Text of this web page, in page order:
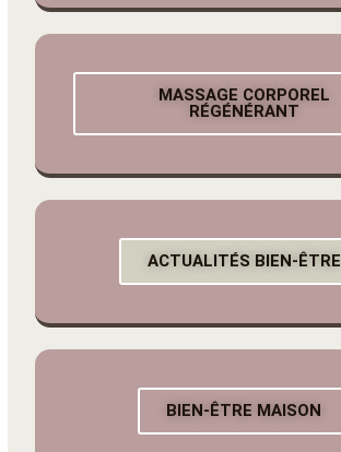
MASSAGE CORPOREL
RÉGÉNÉRANT
ACTUALITÉS BIEN-ÊTRE
BIEN-ÊTRE MAISON